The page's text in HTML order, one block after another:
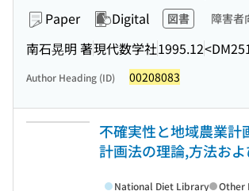
Paper Digital 図書 障害者
南石晃明 著現代数学社1995.12
Author Heading (ID) 00208083
不確実性と地域農業計
計画法の理論,方法およ
National Diet Library Other